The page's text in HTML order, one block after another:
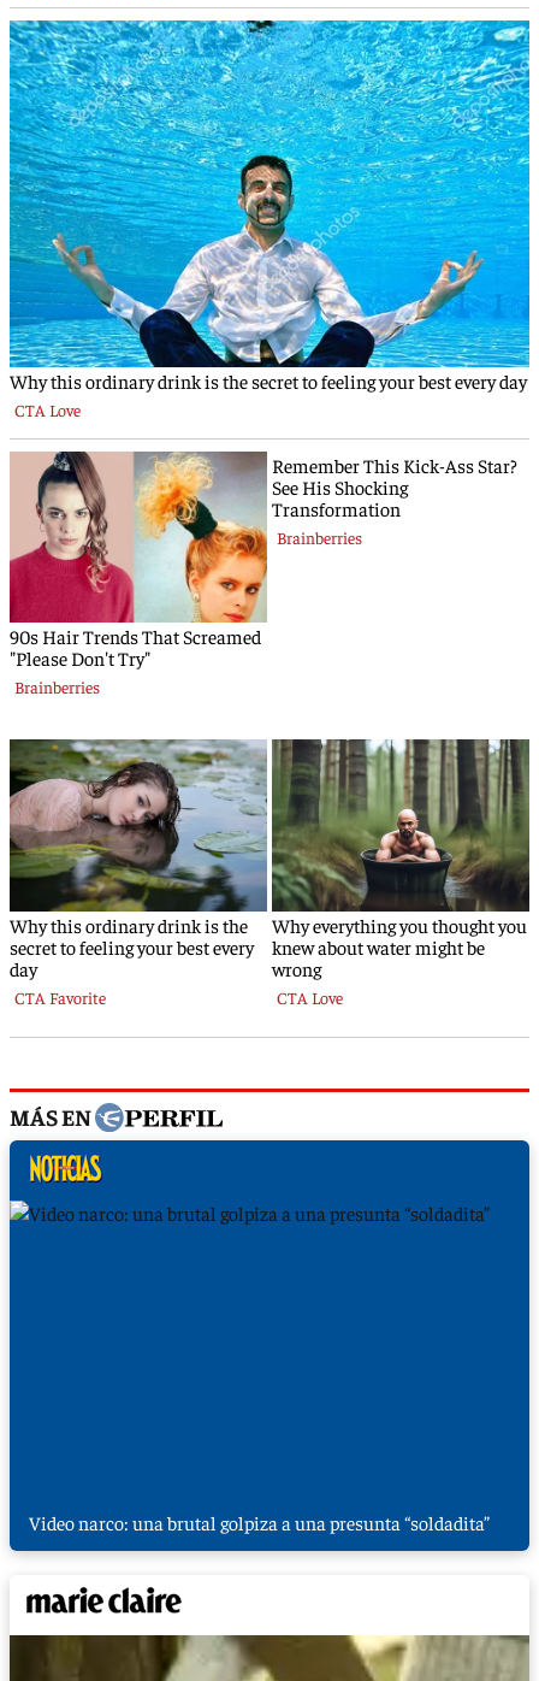
MÁS EN
Video narco: una brutal golpiza a una presunta “soldadita”